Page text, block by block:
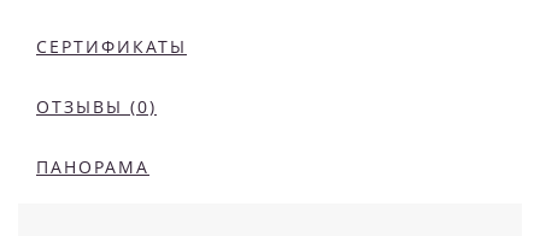
СЕРТИФИКАТЫ
ОТЗЫВЫ (0)
ПАНОРАМА